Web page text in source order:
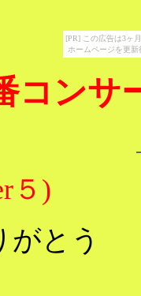
[PR] この広告は3ヶ
ホームページを更
コン
５)
がとう